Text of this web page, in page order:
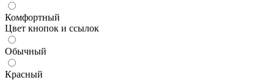
Комфортный
Цвет кнопок и ссылок
Обычный
Красный